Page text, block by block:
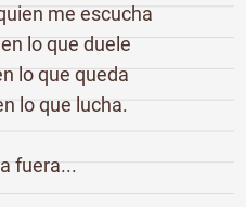
me escucha
lo que duele
lo que queda
lo que lucha.
fuera...